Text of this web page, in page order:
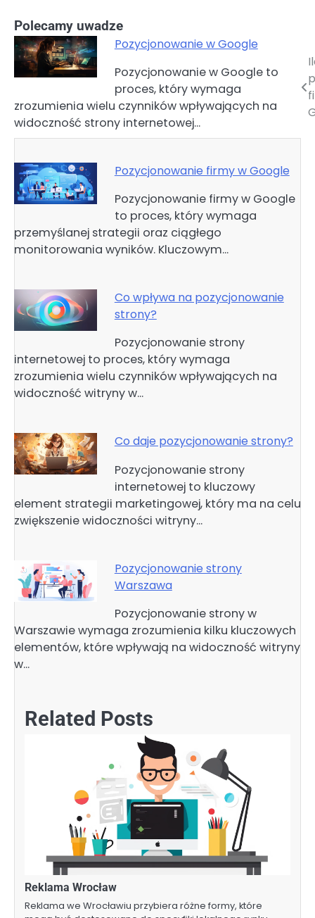
Polecamy uwadze
Pozycjonowanie w Google
Pozycjonowanie w Google to
proces, który wymaga
zrozumienia wielu czynników wpływających na
widoczność strony internetowej…
Pozycjonowanie firmy w Google
Pozycjonowanie firmy w Google
to proces, który wymaga
przemyślanej strategii oraz ciągłego
monitorowania wyników. Kluczowym…
Co wpływa na pozycjonowanie
strony?
Pozycjonowanie strony
internetowej to proces, który wymaga
zrozumienia wielu czynników wpływających na
widoczność witryny w…
Co daje pozycjonowanie strony?
Pozycjonowanie strony
internetowej to kluczowy
element strategii marketingowej, który ma na celu
zwiększenie widoczności witryny…
Pozycjonowanie strony
Warszawa
Pozycjonowanie strony w
Warszawie wymaga zrozumienia kilku kluczowych
elementów, które wpływają na widoczność witryny
w…
Nawigacja
Related Posts
Reklama Wrocław
Reklama we Wrocławiu przybiera różne formy, które